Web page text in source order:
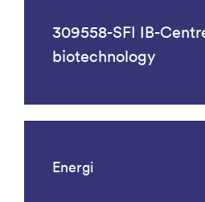
309558-SFI IB-
biotechnology
Energi